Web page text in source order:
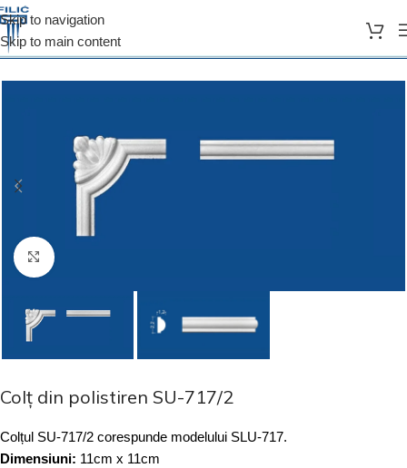
Skip to navigation
Skip to main content
Prima pagină Coltar polistiren
Click to enlarge
Colț din polistiren SU-717/2
Colțul SU-717/2 corespunde modelului SLU-717.
Dimensiuni: 11cm x 11cm